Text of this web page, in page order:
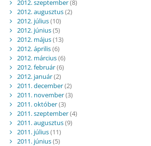
2012. szeptember(8)
2012. augusztus(2)
2012. július(10)
2012. június(5)
2012. május(13)
2012. április(6)
2012. március(6)
2012. február(6)
2012. január(2)
2011. december(2)
2011. november(3)
2011. október(3)
2011. szeptember(4)
2011. augusztus(9)
2011. július(11)
2011. június(5)